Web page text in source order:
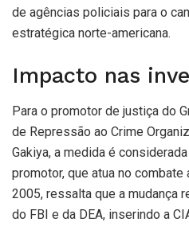
de agências policiais para o
estratégica norte-americana.
Impacto nas
Para o promotor de justiça do
de Repressão ao Crime
Gakiya, a medida é
promotor, que atua no
2005, ressalta que a mudança
do FBI e da DEA, inserindo a